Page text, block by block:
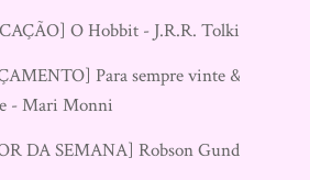
O Hobbit - J.R.R. Tolkien
Para sempre vinte &
- Mari Monni
DA SEMANA] Robson Gundim